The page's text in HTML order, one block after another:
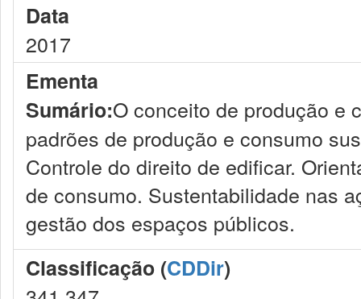
Data
2017
Ementa
Sumário:O conceito de produção e
padrões de produção e consumo
Controle do direito de edificar.
de consumo. Sustentabilidade nas
gestão dos espaços públicos.
Classificação (CDDir)